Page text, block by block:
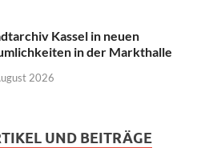
Kassel in neuen
in der Markthalle
2026
UND BEITRÄGE